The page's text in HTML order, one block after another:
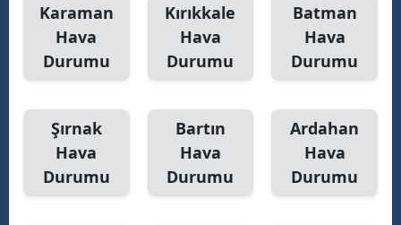
Karaman
Hava
Durumu
Kırıkkale
Hava
Durumu
Batman
Hava
Durumu
Şırnak
Hava
Durumu
Bartın
Hava
Durumu
Ardahan
Hava
Durumu